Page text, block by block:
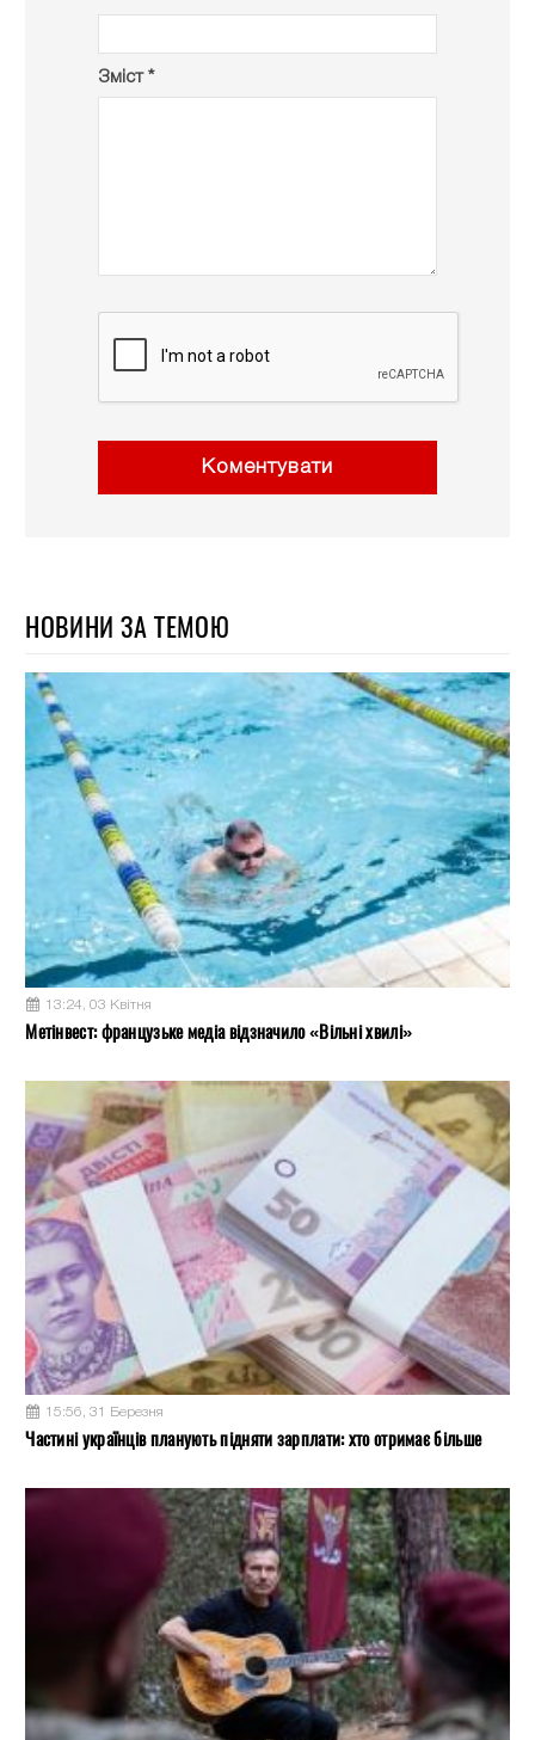
Зміст *
Коментувати
НОВИНИ ЗА ТЕМОЮ
13:24, 03 Квітня
Метінвест: французьке медіа відзначило «Вільні хвилі»
15:56, 31 Березня
Частині українців планують підняти зарплати: хто отримає більше